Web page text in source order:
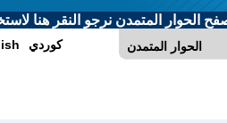
الحوار المتمدن نرجو النقر هنا
الحوار المتمدن كوردي